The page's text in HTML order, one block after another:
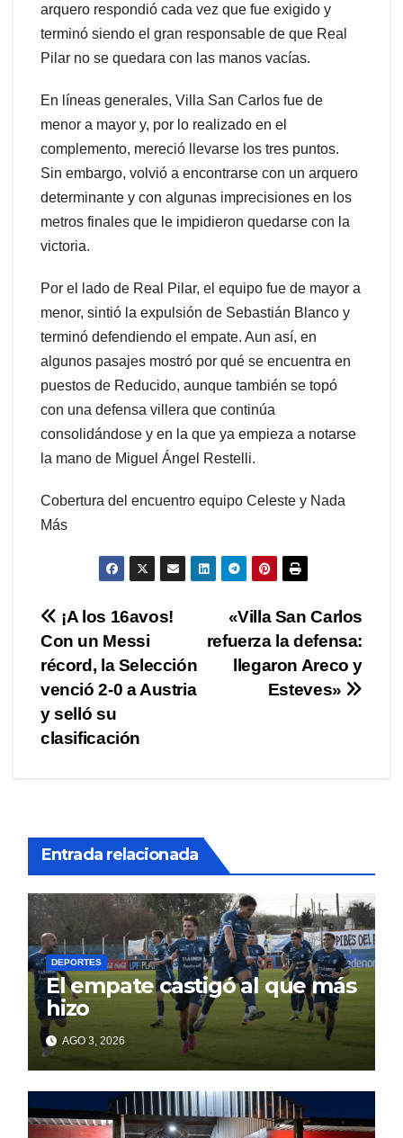
arquero respondió cada vez que fue exigido y
terminó siendo el gran responsable de que Real
Pilar no se quedara con las manos vacías.
En líneas generales, Villa San Carlos fue de
menor a mayor y, por lo realizado en el
complemento, mereció llevarse los tres puntos.
Sin embargo, volvió a encontrarse con un arquero
determinante y con algunas imprecisiones en los
metros finales que le impidieron quedarse con la
victoria.
Por el lado de Real Pilar, el equipo fue de mayor a
menor, sintió la expulsión de Sebastián Blanco y
terminó defendiendo el empate. Aun así, en
algunos pasajes mostró por qué se encuentra en
puestos de Reducido, aunque también se topó
con una defensa villera que continúa
consolidándose y en la que ya empieza a notarse
la mano de Miguel Ángel Restelli.
Cobertura del encuentro equipo Celeste y Nada
Más
Navegación
de
entradas
«Villa San Carlos
refuerza la defensa:
llegaron Areco y
Esteves»
¡A los 16avos!
Con un Messi
récord, la Selección
venció 2-0 a Austria
y selló su
clasificación
Entrada relacionada
DEPORTES
El empate castigó al que más
hizo
AGO 3, 2026